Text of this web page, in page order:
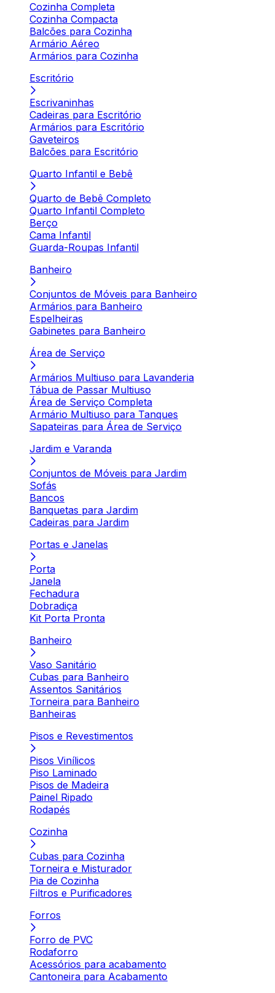
Cozinha Completa
Cozinha Compacta
Balcões para Cozinha
Armário Aéreo
Armários para Cozinha
Escritório
Escrivaninhas
Cadeiras para Escritório
Armários para Escritório
Gaveteiros
Balcões para Escritório
Quarto Infantil e Bebê
Quarto de Bebê Completo
Quarto Infantil Completo
Berço
Cama Infantil
Guarda-Roupas Infantil
Banheiro
Conjuntos de Móveis para Banheiro
Armários para Banheiro
Espelheiras
Gabinetes para Banheiro
Área de Serviço
Armários Multiuso para Lavanderia
Tábua de Passar Multiuso
Área de Serviço Completa
Armário Multiuso para Tanques
Sapateiras para Área de Serviço
Jardim e Varanda
Conjuntos de Móveis para Jardim
Sofás
Bancos
Banquetas para Jardim
Cadeiras para Jardim
Portas e Janelas
Porta
Janela
Fechadura
Dobradiça
Kit Porta Pronta
Banheiro
Vaso Sanitário
Cubas para Banheiro
Assentos Sanitários
Torneira para Banheiro
Banheiras
Pisos e Revestimentos
Pisos Vinílicos
Piso Laminado
Pisos de Madeira
Painel Ripado
Rodapés
Cozinha
Cubas para Cozinha
Torneira e Misturador
Pia de Cozinha
Filtros e Purificadores
Forros
Forro de PVC
Rodaforro
Acessórios para acabamento
Cantoneira para Acabamento